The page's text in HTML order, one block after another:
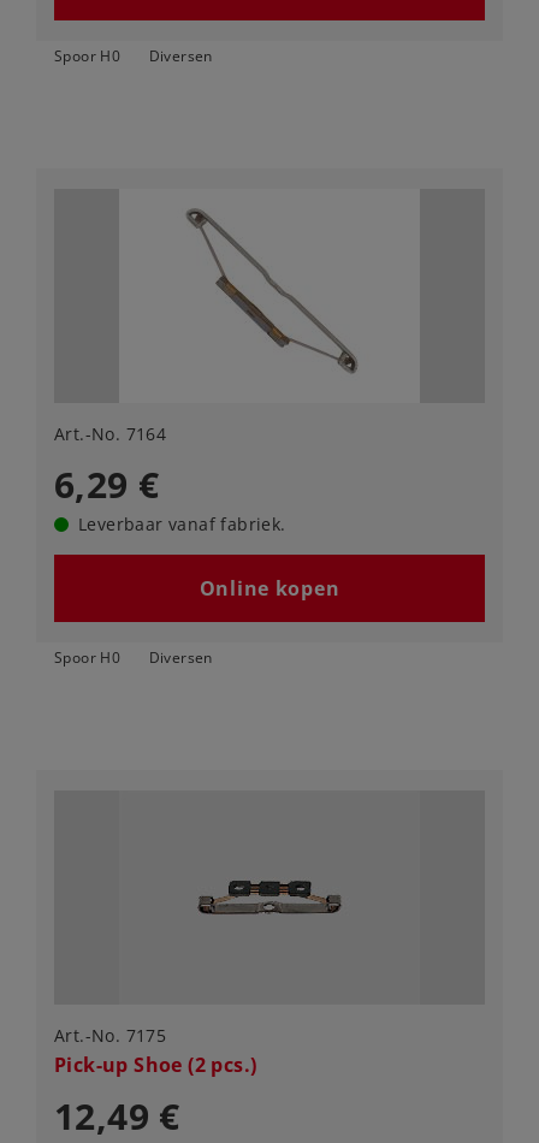
Spoor H0 Diversen
Art.-No. 7164
6,29 €
Leverbaar vanaf fabriek.
Online kopen
Spoor H0 Diversen
Art.-No. 7175
Pick-up Shoe (2 pcs.)
12,49 €